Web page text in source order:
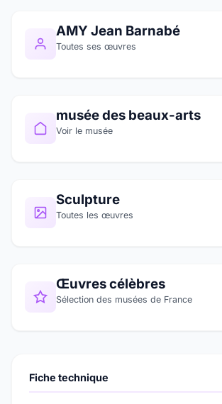
AMY Jean Barnabé
Toutes ses œuvres
musée des beaux-arts
Voir le musée
Sculpture
Toutes les œuvres
Œuvres célèbres
Sélection des musées de France
Fiche technique